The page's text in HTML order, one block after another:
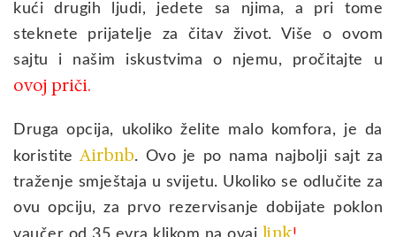
kući drugih ljudi, jedete sa njima, a pri tome
steknete prijatelje za čitav život. Više o ovom
sajtu i našim iskustvima o njemu, pročitajte u
ovoj priči.
Druga opcija, ukoliko želite malo komfora, je da
koristiteAirbnb. Ovo je po nama najbolji sajt za
traženje smještaja u svijetu. Ukoliko se odlučite za
ovu opciju, za prvo rezervisanje dobijate poklon